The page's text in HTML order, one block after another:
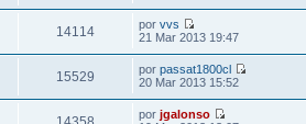
14114 porvvs
21 Mar 2013 19:47
15529 porpassat1800cl
20 Mar 2013 15:52
porjgalonso